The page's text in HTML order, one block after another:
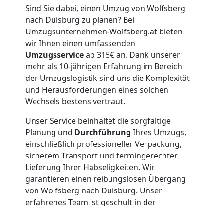
Sind Sie dabei, einen Umzug von Wolfsberg
nach Duisburg zu planen? Bei
Umzugsunternehmen-Wolfsberg.at bieten
wir Ihnen einen umfassenden
Umzugsserviceab 315€ an. Dank unserer
mehr als 10-jährigen Erfahrung im Bereich
der Umzugslogistik sind uns die Komplexität
und Herausforderungen eines solchen
Wechsels bestens vertraut.
Unser Service beinhaltet die sorgfältige
Planung und Durchführung Ihres Umzugs,
einschließlich professioneller Verpackung,
sicherem Transport und termingerechter
Lieferung Ihrer Habseligkeiten. Wir
garantieren einen reibungslosen Übergang
von Wolfsberg nach Duisburg. Unser
erfahrenes Team ist geschult in der